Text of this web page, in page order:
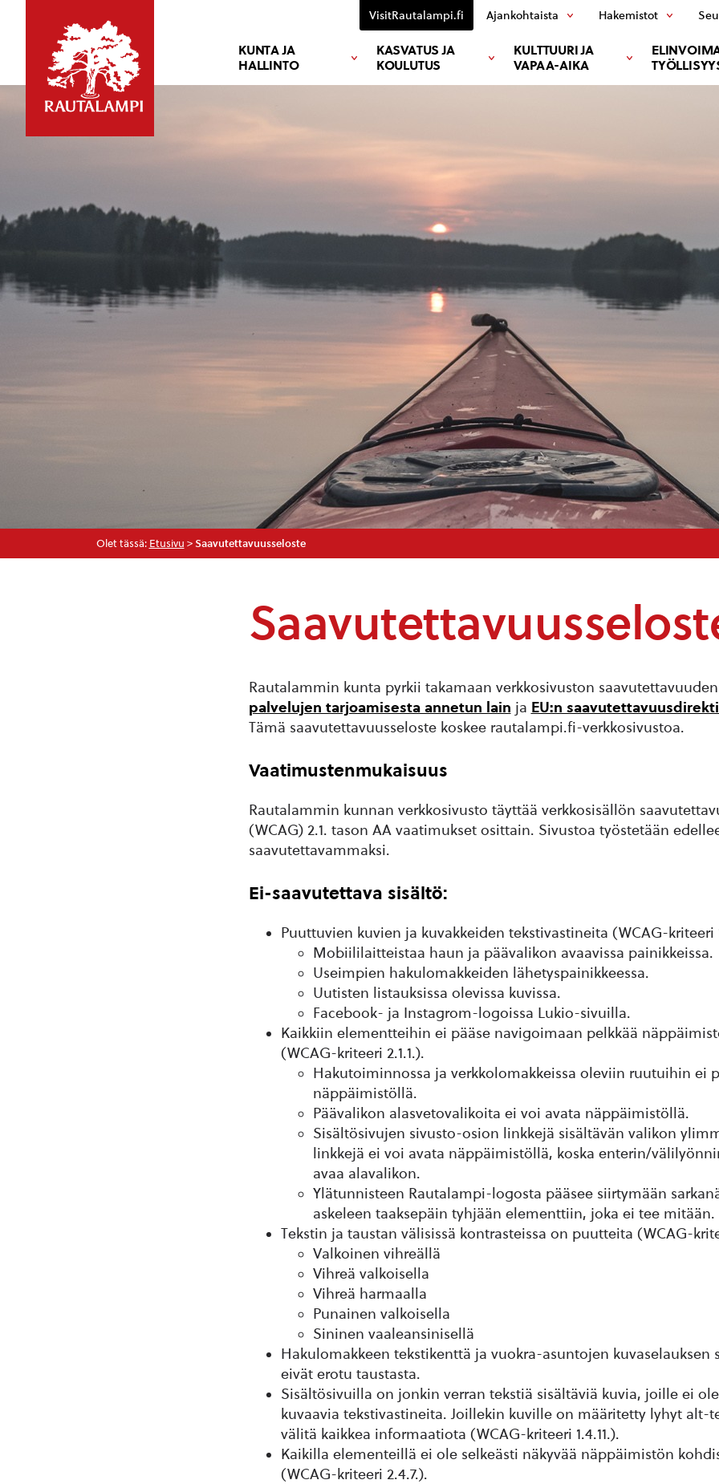
KUNTA JA
HALLINTO
KASVATUS JA
KOULUTUS
KULTTUURI JA
VAPAA-AIKA
VisitRautalampi.fi Ajankohtaista Hakemistot
Olet tässä: Etusivu > Saavutettavuusseloste
Rautalammin kunta pyrkii takamaan verkkosivuston saavutettavuuden
palvelujen tarjoamisesta annetun lain ja EU:n
Tämä saavutettavuusseloste koskee rautalampi.fi-verkkosivustoa.
Vaatimustenmukaisuus
Rautalammin kunnan verkkosivusto täyttää verkkosisällön
(WCAG) 2.1. tason AA vaatimukset osittain. Sivustoa työstetään
saavutettavammaksi.
Ei-saavutettava sisältö:
Puuttuvien kuvien ja kuvakkeiden tekstivastineita (WCAG-kriteeri
Mobiililaitteistaa haun ja päävalikon avaavissa painikkeissa.
Useimpien hakulomakkeiden lähetyspainikkeessa.
Uutisten listauksissa olevissa kuvissa.
Facebook- ja Instagrom-logoissa Lukio-sivuilla.
Kaikkiin elementteihin ei pääse navigoimaan pelkkää
(WCAG-kriteeri 2.1.1.).
Hakutoiminnossa ja verkkolomakkeissa oleviin ruutuihin ei
näppäimistöllä.
Päävalikon alasvetovalikoita ei voi avata näppäimistöllä.
Sisältösivujen sivusto-osion linkkejä sisältävän valikon
linkkejä ei voi avata näppäimistöllä, koska enterin/
avaa alavalikon.
Ylätunnisteen Rautalampi-logosta pääsee siirtymään
askeleen taaksepäin tyhjään elementtiin, joka ei tee mitään.
Tekstin ja taustan välisissä kontrasteissa on puutteita (WCAG-
Valkoinen vihreällä
Vihreä valkoisella
Vihreä harmaalla
Punainen valkoisella
Sininen vaaleansinisellä
Hakulomakkeen tekstikenttä ja vuokra-asuntojen kuvaselauksen
eivät erotu taustasta.
Sisältösivuilla on jonkin verran tekstiä sisältäviä kuvia, joille ei
kuvaavia tekstivastineita. Joillekin kuville on määritetty lyhyt alt-
välitä kaikkea informaatiota (WCAG-kriteeri 1.4.11.).
Kaikilla elementeillä ei ole selkeästi näkyvää näppäimistön
(WCAG-kriteeri 2.4.7.).